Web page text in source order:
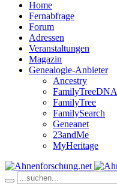
Home
Fernabfrage
Forum
Adressen
Veranstaltungen
Magazin
Genealogie-Anbieter
Ancestry
FamilyTreeDNA
FamilyTree
FamilySearch
Geneanet
23andMe
MyHeritage